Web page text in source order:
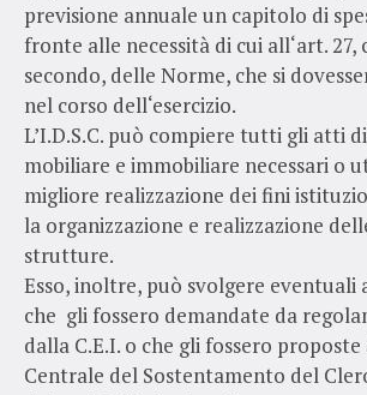
previsione annuale un capitolo di
fronte alle necessità di cui all‘art. 27,
secondo, delle Norme, che si
nel corso dell‘esercizio.
L’I.D.S.C. può compiere tutti gli atti
mobiliare e immobiliare necessari o
migliore realizzazione dei fini
la organizzazione e realizzazione
strutture.
Esso, inoltre, può svolgere
che gli fossero demandate da
dalla C.E.I. o che gli fossero
Centrale del Sostentamento del